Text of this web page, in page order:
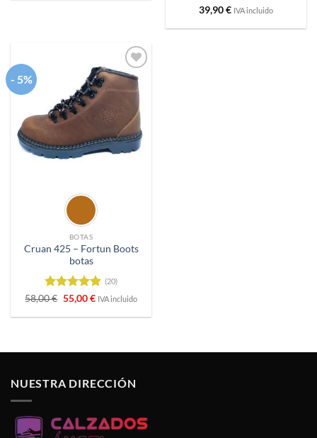
Valorado
39,90€ IVA incluido
- 5%
Añadir
deseos
BOTAS
Cruan 425 – Fortun Boots
botas
Valorado
de 5
(20)
58,00€ El
precio
original
55,00€El
actual
IVA incluido
NUESTRA DIRECCIÓN